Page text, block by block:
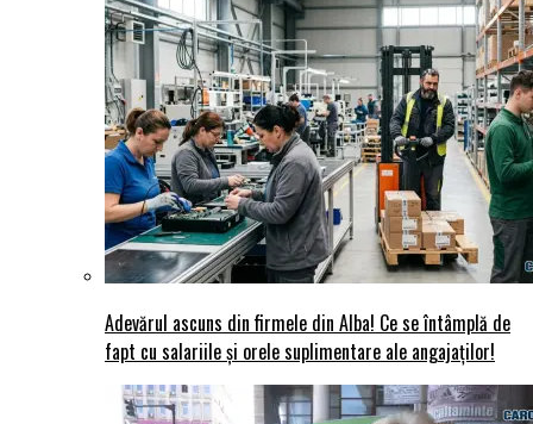
Adevărul ascuns din firmele din Alba! Ce se întâmplă de
fapt cu salariile și orele suplimentare ale angajaților!